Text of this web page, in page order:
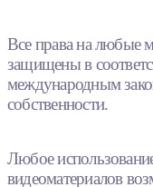
Все права на любые
защищены в
международным
собственности.
Любое
видеоматериалов